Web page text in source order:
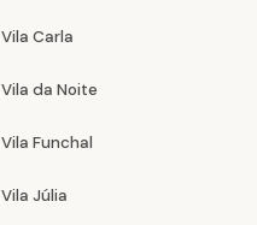
Vila Carla
Vila da Noite
Vila Funchal
Vila Júlia